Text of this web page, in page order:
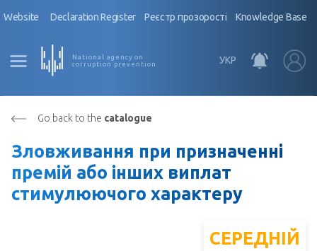
Website Declaration Register Реєстр прозорості Knowledge Base
National agency on
corruption prevention
УКР
Go back to the catalogue
Зловживання при призначенні
премій або інших виплат
стимулюючого характеру
СЕРЕДНІЙ